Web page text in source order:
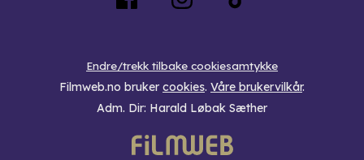
Endre/trekk tilbake cookiesamtykke
Filmweb.no bruker cookies. Våre brukervilkår.
Adm. Dir: Harald Løbak Sæther